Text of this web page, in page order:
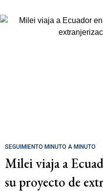
SEGUIMIENTO MINUTO A MINUTO
Milei viaja a
su proyecto de